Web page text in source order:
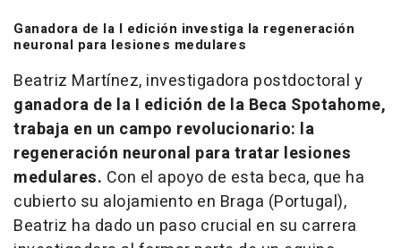
Ganadora de la I edición investiga la regeneración
neuronal para lesiones medulares
Beatriz Martínez, investigadora postdoctoral y
ganadora de la I edición de la Beca Spotahome,
trabaja en un campo revolucionario: la
regeneración neuronal para tratar lesiones
medulares. Con el apoyo de esta beca, que ha
cubierto su alojamiento en Braga (Portugal),
Beatriz ha dado un paso crucial en su carrera